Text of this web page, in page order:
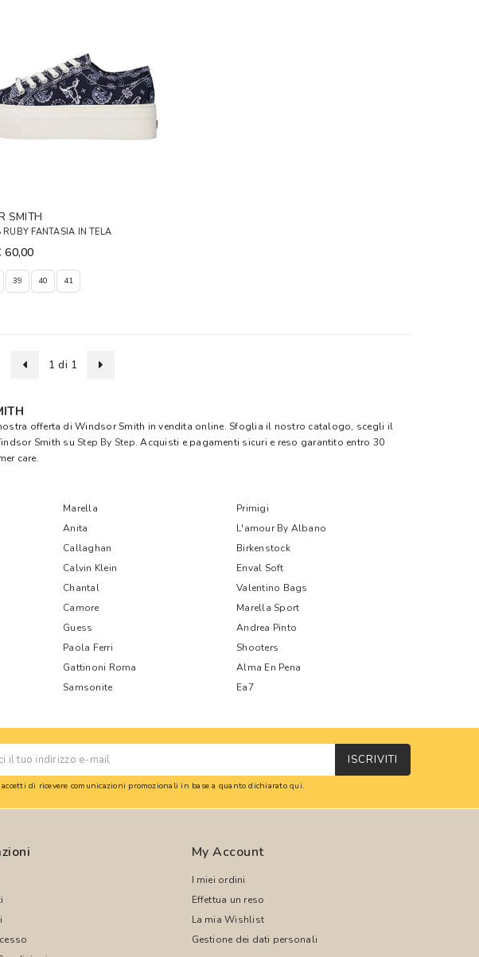
SMITH
RUBY FANTASIA IN TELA
60,00
39 40 41
1 di 1
offerta di Windsor Smith in vendita online. Sfoglia il nostro catalogo, scegli il
Smith suStep By Step. Acquisti e pagamenti sicuri e reso garantito entro 30
care.
Marella
Primigi
Anita
L'amour By Albano
Callaghan
Birkenstock
Calvin Klein
Enval Soft
Chantal
Valentino Bags
Camore
Marella Sport
Guess
Andrea Pinto
Paola Ferri
Shooters
Gattinoni Roma
Alma En Pena
Samsonite Ea7
ISCRIVITI
di ricevere comunicazioni promozionali in base a quanto dichiaratoqui.
My Account
I miei ordini
Effettua un reso
La mia Wishlist
Gestione dei dati personali